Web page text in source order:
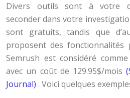
Divers outils sont à votre
seconder dans votre
sont gratuits, tandis que
proposent des fonctionnalités
Semrush est considéré
avec un coût de 129.95$/mois
Journal) . Voici quelques